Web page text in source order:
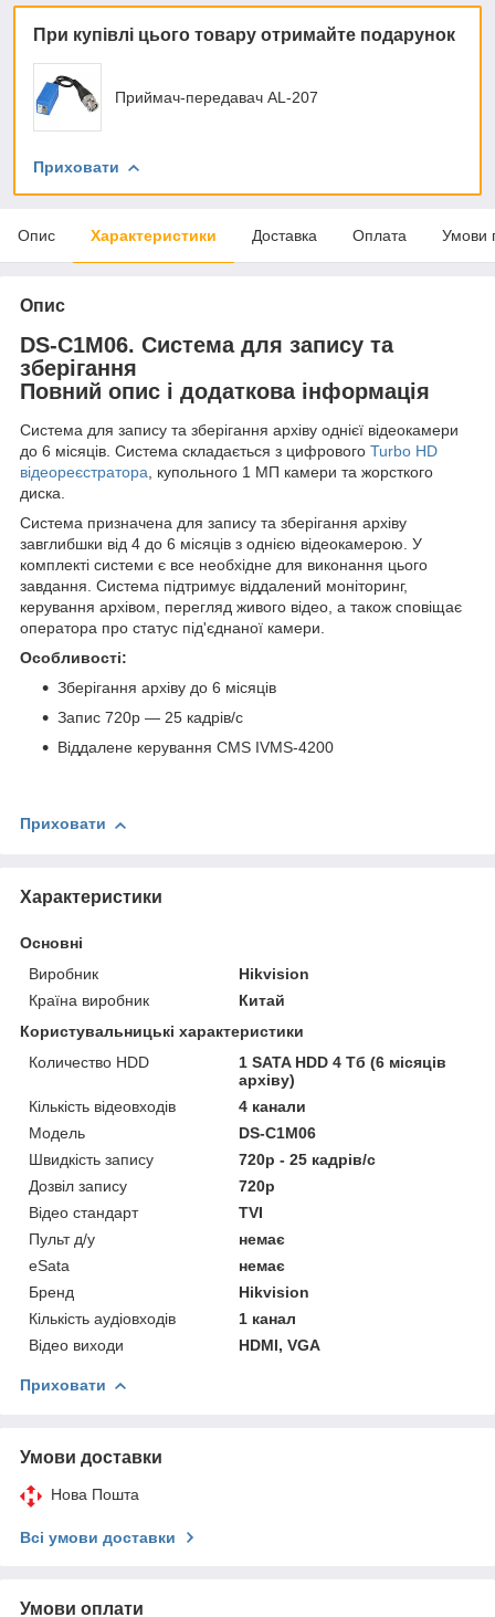
При купівлі цього товару отримайте подарунок
Приймач-передавач AL-207
Приховати
Опис Характеристики Доставка Оплата Умови
Опис
DS-C1M06. Система для запису та
зберігання
Повний опис і додаткова інформація
Система для запису та зберігання архіву однієї відеокамери
до 6 місяців. Система складається з цифрового Turbo HD
відеореєстратора, купольного 1 МП камери та жорсткого
диска.
Система призначена для запису та зберігання архіву
завглибшки від 4 до 6 місяців з однією відеокамерою. У
комплекті системи є все необхідне для виконання цього
завдання. Система підтримує віддалений моніторинг,
керування архівом, перегляд живого відео, а також сповіщає
оператора про статус під'єднаної камери.
Особливості:
Зберігання архіву до 6 місяців
Запис 720р — 25 кадрів/с
Віддалене керування CMS IVMS-4200
Приховати
Характеристики
Основні
Виробник
Hikvision
Країна виробник
Китай
Користувальницькі характеристики
Количество HDD
1 SATA HDD 4 Тб (6 місяців
архіву)
Кількість відеовходів
4 канали
Модель
DS-C1M06
Швидкість запису
720p - 25 кадрів/с
Дозвіл запису
720p
Відео стандарт
TVI
Пульт д/у
немає
eSata
немає
Бренд
Hikvision
Кількість аудіовходів
1 канал
Відео виходи
HDMI, VGA
Приховати
Умови доставки
Нова Пошта
Всі умови доставки
Умови оплати